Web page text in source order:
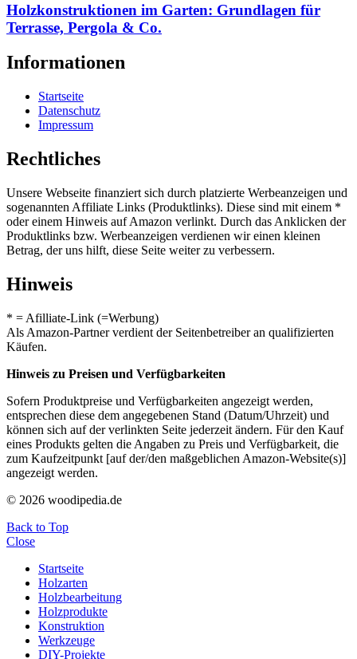
Holzkonstruktionen im Garten: Grundlagen für
Terrasse, Pergola & Co.
Informationen
Startseite
Datenschutz
Impressum
Rechtliches
Unsere Webseite finanziert sich durch platzierte Werbeanzeigen und
sogenannten Affiliate Links (Produktlinks). Diese sind mit einem *
oder einem Hinweis auf Amazon verlinkt. Durch das Anklicken der
Produktlinks bzw. Werbeanzeigen verdienen wir einen kleinen
Betrag, der uns hilft, diese Seite weiter zu verbessern.
Hinweis
* = Afilliate-Link (=Werbung)
Als Amazon-Partner verdient der Seitenbetreiber an qualifizierten
Käufen.
Hinweis zu Preisen und Verfügbarkeiten
Sofern Produktpreise und Verfügbarkeiten angezeigt werden,
entsprechen diese dem angegebenen Stand (Datum/Uhrzeit) und
können sich auf der verlinkten Seite jederzeit ändern. Für den Kauf
eines Produkts gelten die Angaben zu Preis und Verfügbarkeit, die
zum Kaufzeitpunkt [auf der/den maßgeblichen Amazon-Website(s)]
angezeigt werden.
© 2026 woodipedia.de
Back to Top
Close
Startseite
Holzarten
Holzbearbeitung
Holzprodukte
Konstruktion
Werkzeuge
DIY-Projekte